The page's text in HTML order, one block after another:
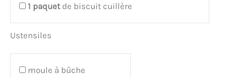
1 paquetde biscuit cuillère
Ustensiles
moule à bûche